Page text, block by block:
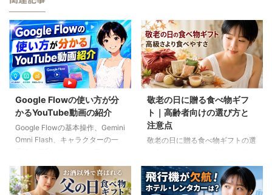
Google Flowの使い方が分
かるYouTube動画の紹介
Google Flowの基本操作、Gemini
Omni Flash、キャラクターの一
研究室の長編動画18本を、目的別
に分かりやすく紹介します。
敬老の日に贈る食べ物ギフ
ト｜高齢者向けの選び方と
注意点
敬老の日に贈る食べ物ギフトの選
力や好み、食事制限、保存方法に
配慮しながら、和菓子、スープ、
ご飯のお供、やわらか食などの候